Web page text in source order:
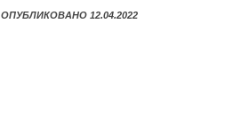
ОПУБЛИКОВАНО 12.04.2022